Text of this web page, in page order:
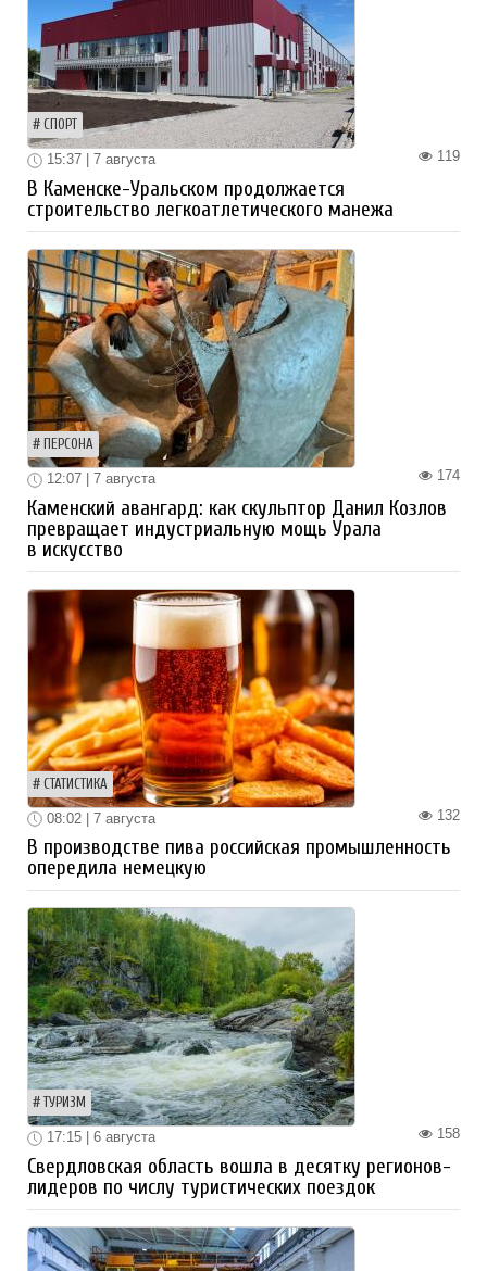
СПОРТ
119
15:37 | 7 августа
В Каменске-Уральском продолжается
строительство легкоатлетического манежа
ПЕРСОНА
174
12:07 | 7 августа
Каменский авангард: как скульптор Данил Козлов
превращает индустриальную мощь Урала
в искусство
СТАТИСТИКА
132
08:02 | 7 августа
В производстве пива российская промышленность
опередила немецкую
ТУРИЗМ
158
17:15 | 6 августа
Свердловская область вошла в десятку регионов-
лидеров по числу туристических поездок